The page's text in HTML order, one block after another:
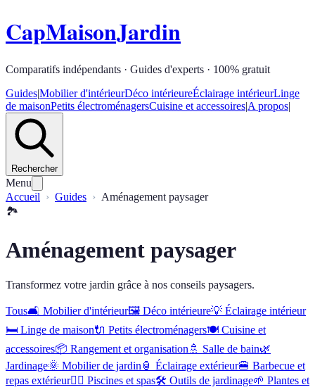
CapMaisonJardin
Comparatifs indépendants · Guides d'experts · 100% gratuit
Guides|Mobilier d'intérieurDéco intérieureÉclairage intérieurLinge
de maisonPetits électroménagersCuisine et accessoires|A propos|
Rechercher
Menu
Accueil
Guides
Aménagement paysager
🏞️
Aménagement paysager
Transformez votre jardin grâce à nos conseils paysagers.
Tous🛋️ Mobilier d'intérieur🖼️ Déco intérieure💡 Éclairage intérieur
🛏️ Linge de maison🔌 Petits électroménagers🍽️ Cuisine et
accessoires📦 Rangement et organisation 🚿 Salle de bain🌿
Jardinage🌞 Mobilier de jardin 🏮 Éclairage extérieur🍔 Barbecue et
repas extérieur🏊‍♂️ Piscines et spas🛠️ Outils de jardinage🌱 Plantes et